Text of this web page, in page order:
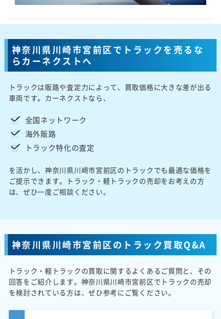
神奈川県川崎市宮前区でトラックを売るな
らカーネクストへ
トラックは販路や査定力によって、買取価格に大きな差が出る
車両です。カーネクストなら、
全国ネットワーク
海外販路
トラック特化の査定
を活かし、神奈川県川崎市宮前区のトラックでも最適な価格を
ご提示できます。トラック・軽トラックの売却をお考えの方
は、ぜひ一度ご相談ください。
神奈川県川崎市宮前区のトラック買取Q&A
トラック・軽トラックの買取に関するよくあるご質問と、その
回答をご紹介します。神奈川県川崎市宮前区でトラックの売却
を検討されている方は、ぜひ参考にご覧ください。